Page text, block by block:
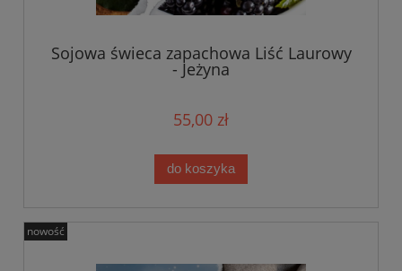
Sojowa świeca zapachowa Liść Laurowy
- Jeżyna
55,00 zł
do koszyka
nowość